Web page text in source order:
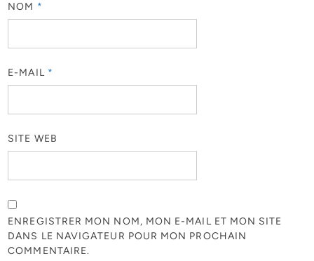
NOM *
E-MAIL *
SITE WEB
ENREGISTRER MON NOM, MON E-MAIL ET MON SITE
DANS LE NAVIGATEUR POUR MON PROCHAIN
COMMENTAIRE.